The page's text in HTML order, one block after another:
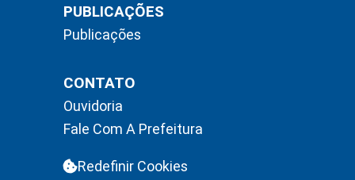
PUBLICAÇÕES
Publicações
CONTATO
Ouvidoria
Fale Com A Prefeitura
Redefinir Cookies